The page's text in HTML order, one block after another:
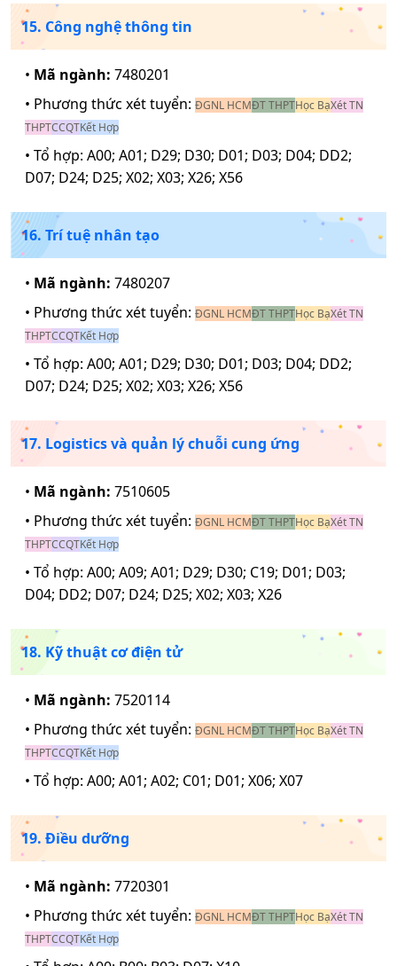
15. Công nghệ thông tin
• Mã ngành: 7480201
• Phương thức xét tuyển: ĐGNL HCMĐT THPTHọc BạXét TN
THPTCCQTKết Hợp
• Tổ hợp: A00; A01; D29; D30; D01; D03; D04; DD2;
D07; D24; D25; X02; X03; X26; X56
16. Trí tuệ nhân tạo
• Mã ngành: 7480207
• Phương thức xét tuyển: ĐGNL HCMĐT THPTHọc BạXét TN
THPTCCQTKết Hợp
• Tổ hợp: A00; A01; D29; D30; D01; D03; D04; DD2;
D07; D24; D25; X02; X03; X26; X56
17. Logistics và quản lý chuỗi cung ứng
• Mã ngành: 7510605
• Phương thức xét tuyển: ĐGNL HCMĐT THPTHọc BạXét TN
THPTCCQTKết Hợp
• Tổ hợp: A00; A09; A01; D29; D30; C19; D01; D03;
D04; DD2; D07; D24; D25; X02; X03; X26
18. Kỹ thuật cơ điện tử
• Mã ngành: 7520114
• Phương thức xét tuyển: ĐGNL HCMĐT THPTHọc BạXét TN
THPTCCQTKết Hợp
• Tổ hợp: A00; A01; A02; C01; D01; X06; X07
19. Điều dưỡng
• Mã ngành: 7720301
• Phương thức xét tuyển: ĐGNL HCMĐT THPTHọc BạXét TN
THPTCCQTKết Hợp